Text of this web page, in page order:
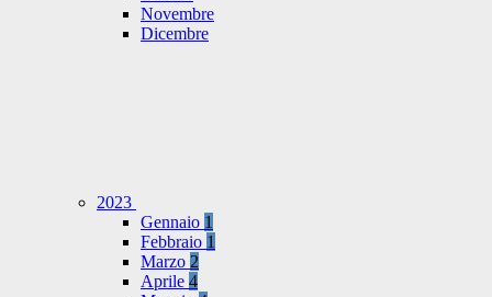
Novembre
Dicembre
2023
Gennaio 1
Febbraio 1
Marzo 2
Aprile 4